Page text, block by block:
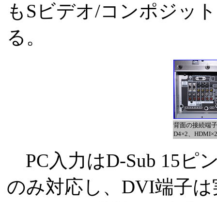
もSビデオ/コンポジッ
る。
背面の接続端
D4×2、
PC入力はD-Sub 15ピ
のみ対応し、DVI端子